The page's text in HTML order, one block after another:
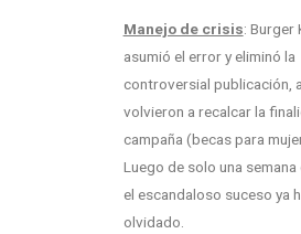
Manejo de crisis: Burger
asumió el error y eliminó la
controversial publicación,
volvieron a recalcar la
campaña (becas para
Luego de solo una semana
el escandaloso suceso ya
olvidado.